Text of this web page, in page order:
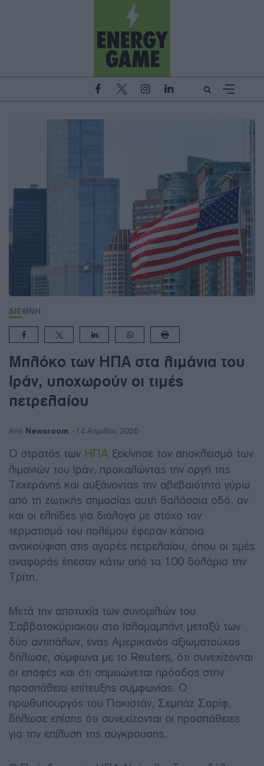
ΔΙΕΘΝΗ
Μπλόκο των ΗΠΑ στα λιμάνια του
Ιράν, υποχωρούν οι τιμές
πετρελαίου
Από Newsroom 14 Απριλίου 2026
Ο στρατός των ΗΠΑ ξεκίνησε τον αποκλεισμό των
λιμανιών του Ιράν, προκαλώντας την οργή της
Τεχεράνης και αυξάνοντας την αβεβαιότητα γύρω
από τη ζωτικής σημασίας αυτή θαλάσσια οδό, αν
και οι ελπίδες για διάλογο με στόχο τον
τερματισμό του πολέμου έφεραν κάποια
ανακούφιση στις αγορές πετρελαίου, όπου οι τιμές
αναφοράς έπεσαν κάτω από τα 100 δολάρια την
Τρίτη.
Μετά την αποτυχία των συνομιλιών του
Σαββατοκύριακου στο Ισλαμαμπάντ μεταξύ των
δύο αντιπάλων, ένας Αμερικανός αξιωματούχος
δήλωσε, σύμφωνα με το Reuters, ότι συνεχίζονται
οι επαφές και ότι σημειώνεται πρόοδος στην
προσπάθεια επίτευξης συμφωνίας. Ο
πρωθυπουργός του Πακιστάν, Σεμπάζ Σαρίφ,
δήλωσε επίσης ότι συνεχίζονται οι προσπάθειες
για την επίλυση της σύγκρουσης.